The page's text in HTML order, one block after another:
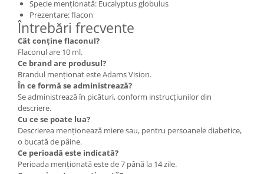
Specie menționată: Eucalyptus globulus
Prezentare: flacon
Întrebări frecvente
Cât conține flaconul?
Flaconul are 10 ml.
Ce brand are produsul?
Brandul menționat este Adams Vision.
În ce formă se administrează?
Se administrează în picături, conform instrucțiunilor din
descriere.
Cu ce se poate lua?
Descrierea menționează miere sau, pentru persoanele diabetice,
o bucată de pâine.
Ce perioadă este indicată?
Perioada menționată este de 7 până la 14 zile.